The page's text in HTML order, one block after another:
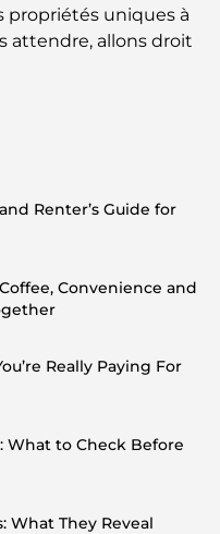
propriétés uniques à
attendre, allons droit
Renter’s Guide for
Convenience and
Really Paying For
What to Check Before
What They Reveal